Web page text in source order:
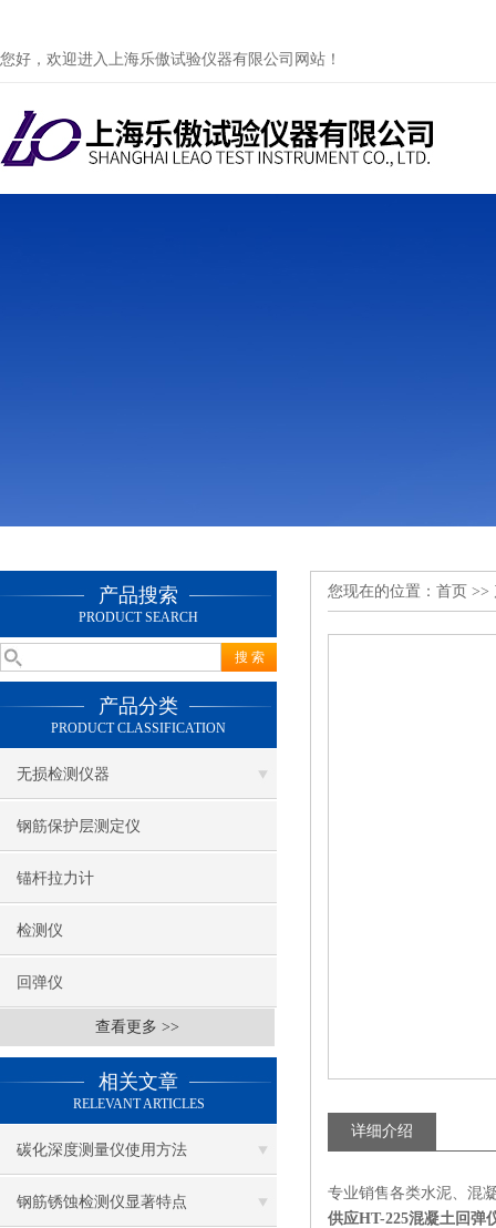
您好，欢迎进入上海乐傲试验仪器有限公司网站！
产品搜索
PRODUCT SEARCH
产品分类
PRODUCT CLASSIFICATION
无损检测仪器
钢筋保护层测定仪
锚杆拉力计
检测仪
回弹仪
查看更多 >>
相关文章
RELEVANT ARTICLES
碳化深度测量仪使用方法
钢筋锈蚀检测仪显著特点
您现在的位置： 首页 >>
详细介绍
专业销售各类水泥、混
供应HT-225混凝土回弹